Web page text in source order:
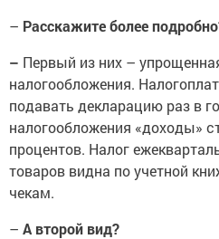
– Расскажите более
– Первый из них –
налогообложения.
подавать декларацию раз в
налогообложения «доходы»
процентов. Налог
товаров видна по учетной
чекам.
– А второй вид?